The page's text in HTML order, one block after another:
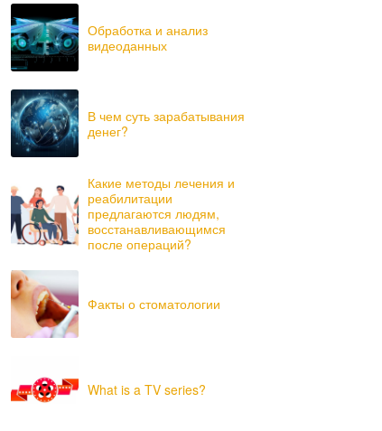
Обработка и анализ
видеоданных
В чем суть зарабатывания
денег?
Какие методы лечения и
реабилитации
предлагаются людям,
восстанавливающимся
после операций?
Факты о стоматологии
What is a TV series?